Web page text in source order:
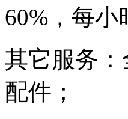
60%，每小
其它服务
配件；